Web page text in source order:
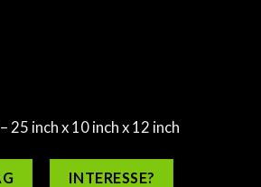
inch x 10 inch x 12 inch
INTERESSE?